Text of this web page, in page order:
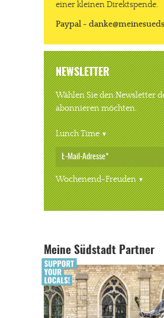
einer kleinen Direktspende.
Paypal -
NEWSLETTER
Wählen Sie den Newsletter
abonnieren möchten.
Lunch Time
Wochenend-Freuden
Meine Südstadt Partner